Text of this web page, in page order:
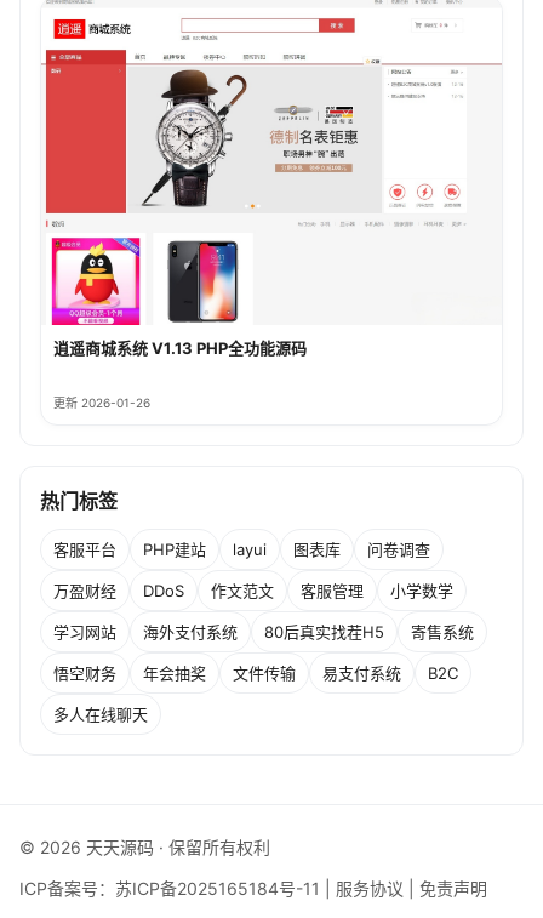
逍遥商城系统 V1.13 PHP全功能源码
更新 2026-01-26
热门标签
客服平台 PHP建站 layui 图表库 问卷调查
万盈财经 DDoS 作文范文 客服管理 小学数学
学习网站 海外支付系统 80后真实找茬H5 寄售系统
悟空财务 年会抽奖 文件传输 易支付系统 B2C
多人在线聊天
© 2026 天天源码 · 保留所有权利
ICP备案号： 苏ICP备2025165184号-11 服务协议 免责声明